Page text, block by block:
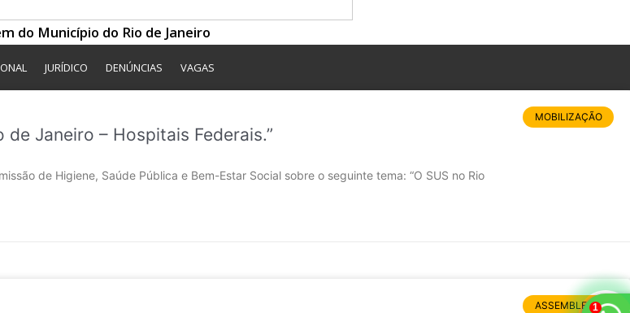
do Município do Rio de Janeiro
JURÍDICO DENÚNCIAS VAGAS
MOBILIZAÇÃO
de Janeiro – Hospitais Federais.”
de Higiene, Saúde Pública e Bem-Estar Social sobre o seguinte tema: “O SUS no Rio
ASSEMBLEIAS